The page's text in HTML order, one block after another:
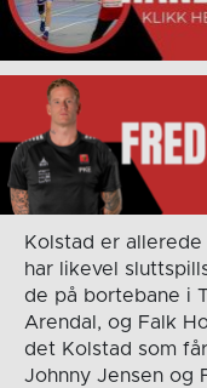
Kolstad er
har likevel
de på bortebane i
Arendal, og Falk
det Kolstad som
Johnny Jensen og